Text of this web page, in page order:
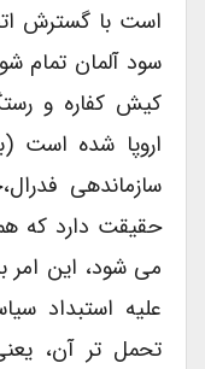
است با گسترش
سود آلمان تمام
کیش کفاره و
اروپا شده است
سازماندهی
حقیقت دارد که
می شود، این امر
علیه استبداد
تحمل تر آن،